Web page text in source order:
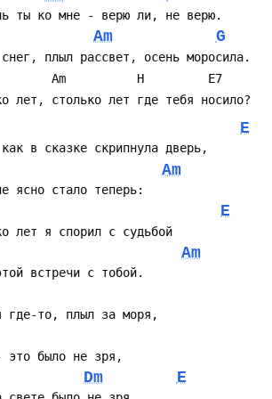
ты ко мне - верю ли, не верю.
Am G
плыл рассвет, осень моросила.
Am          H         E7
лет, столько лет где тебя носило?
E
в сказке скрипнула дверь,
Am
ясно стало теперь:
E
лет я спорил с судьбой
Am
встречи с тобой.
где-то, плыл за моря,
это было не зря,
Dm E